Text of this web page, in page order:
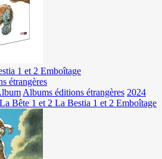
1 et 2 Emboîtage
étrangères
Albums éditions étrangères 2024
La Bête 1 et 2 La Bestia 1 et 2 Emboîtage